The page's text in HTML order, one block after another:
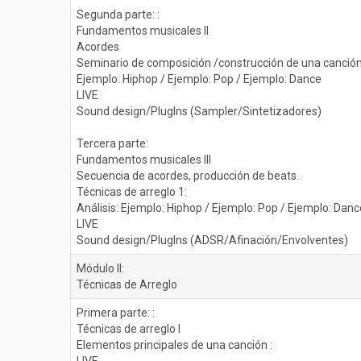
Segunda parte: :
Fundamentos musicales II
Acordes
Seminario de composición /construcción de una
Ejemplo: Hiphop / Ejemplo: Pop / Ejemplo: Dance
LIVE
Sound design/PlugIns (Sampler/Sintetizadores)
Tercera parte:
Fundamentos musicales III
Secuencia de acordes, producción de beats.
Técnicas de arreglo 1:
Análisis: Ejemplo: Hiphop / Ejemplo: Pop / Ejemplo:
LIVE
Sound design/PlugIns (ADSR/Afinación/Envolventes)
Módulo II:
Técnicas de Arreglo
Primera parte: :
Técnicas de arreglo I
Elementos principales de una canción :